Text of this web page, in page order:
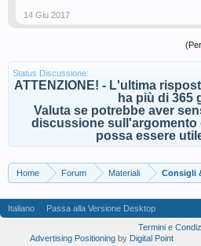
14 Giu 2017
Status Discussione:
ATTENZIONE! - L'ultima
ha più di 365
Valuta se potrebbe aver
discussione sull'argomento
possa essere
Home Forum Materiali Consigli
Italiano Passa alla Versione Desktop
Termini e
Advertising Positioningby Digital Point